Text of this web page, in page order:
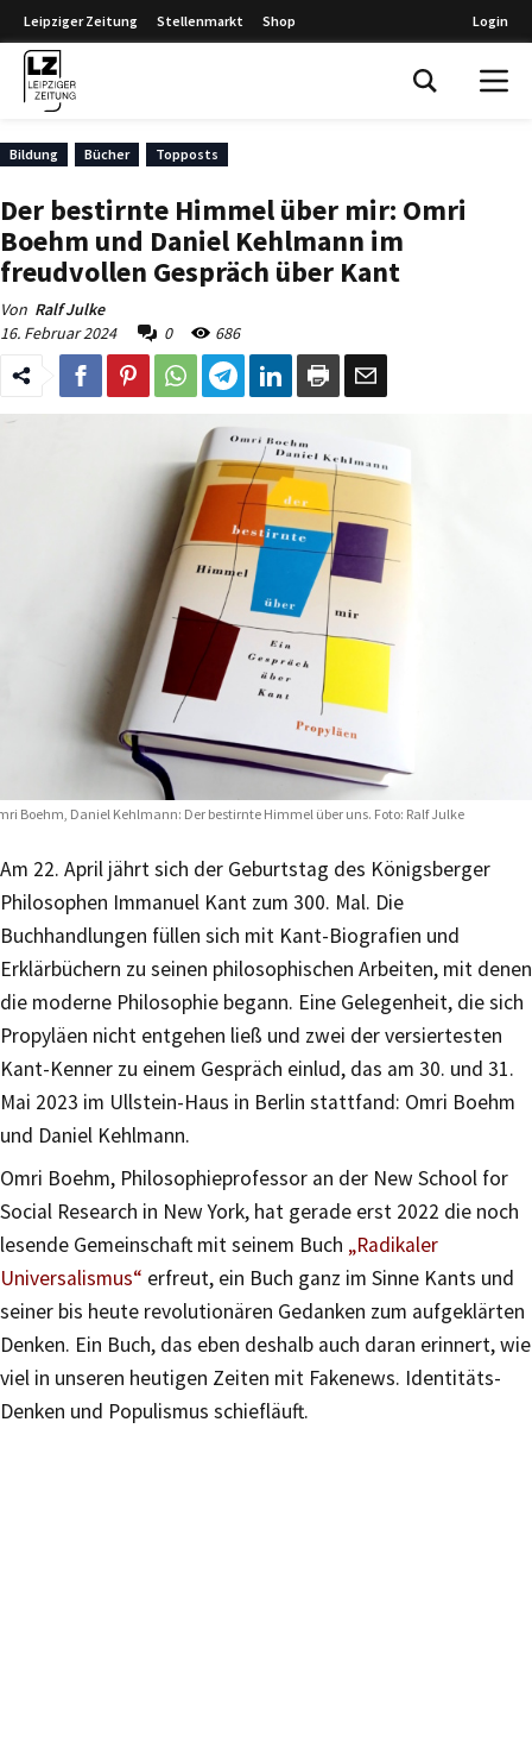
Leipziger Zeitung Stellenmarkt Shop Login
Bildung Bücher Topposts
Der bestirnte Himmel über mir: Omri
Boehm und Daniel Kehlmann im
freudvollen Gespräch über Kant
Von Ralf Julke
16. Februar 2024
0 686
Boehm, Daniel Kehlmann: Der bestirnte Himmel über uns. Foto: Ralf Julke
Am 22. April jährt sich der Geburtstag des Königsberger
Philosophen Immanuel Kant zum 300. Mal. Die
Buchhandlungen füllen sich mit Kant-Biografien und
Erklärbüchern zu seinen philosophischen Arbeiten, mit denen
die moderne Philosophie begann. Eine Gelegenheit, die sich
Propyläen nicht entgehen ließ und zwei der versiertesten
Kant-Kenner zu einem Gespräch einlud, das am 30. und 31.
Mai 2023 im Ullstein-Haus in Berlin stattfand: Omri Boehm
und Daniel Kehlmann.
Omri Boehm, Philosophieprofessor an der New School for
Social Research in New York, hat gerade erst 2022 die noch
lesende Gemeinschaft mit seinem Buch „Radikaler
Universalismus“ erfreut, ein Buch ganz im Sinne Kants und
seiner bis heute revolutionären Gedanken zum aufgeklärten
Denken. Ein Buch, das eben deshalb auch daran erinnert, wie
viel in unseren heutigen Zeiten mit Fakenews. Identitäts-
Denken und Populismus schiefläuft.